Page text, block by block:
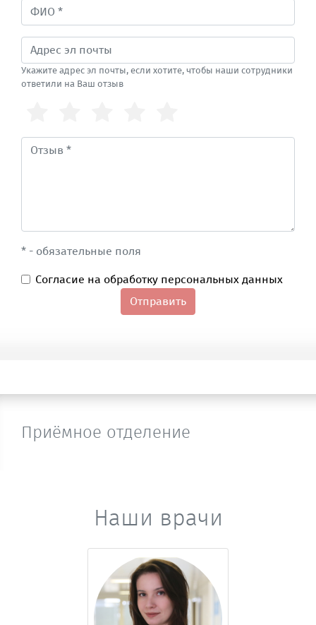
Укажите адрес эл почты, если хотите, чтобы наши сотрудники
ответили на Ваш отзыв
* - обязательные поля
Согласие на обработку персональных данных
Отправить
Приёмное отделение
Наши врачи